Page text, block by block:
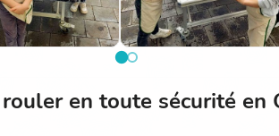
en toute sécurité en